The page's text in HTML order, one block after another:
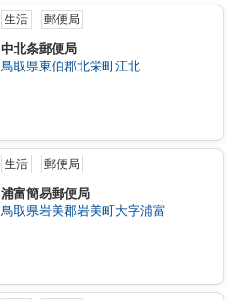
生活 郵便局
中北条郵便局
鳥取県東伯郡北栄町江北
生活 郵便局
浦富簡易郵便局
鳥取県岩美郡岩美町大字浦富